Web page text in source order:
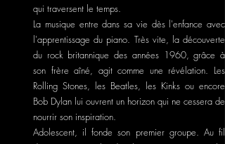
qui traversent le temps.
La musique entre dans sa vie dès l'enfance avec
l'apprentissage du piano. Très vite, la découverte
du rock britannique des années 1960, grâce à
son frère aîné, agit comme une révélation. Les
Rolling Stones, les Beatles, les Kinks ou encore
Bob Dylan lui ouvrent un horizon qui ne cessera de
nourrir son inspiration.
Adolescent, il fonde son premier groupe. Au fil